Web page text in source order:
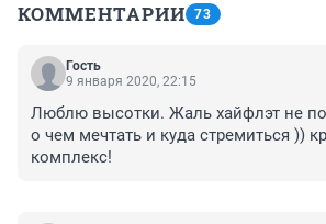
КОММЕНТАРИИ 73
Гость
9 января 2020, 22:15
Люблю высотки. Жаль хайфлэт не по
о чем мечтать и куда стремиться ))
комплекс!